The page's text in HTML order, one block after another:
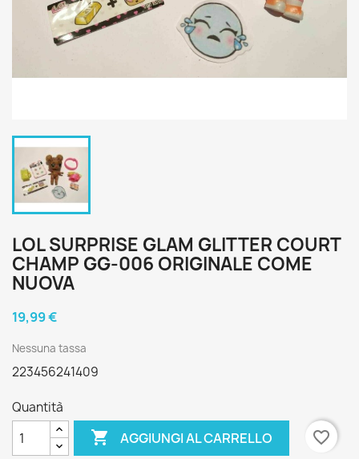
LOL SURPRISE GLAM GLITTER COURT
CHAMP GG-006 ORIGINALE COME
NUOVA
19,99 €
Nessuna tassa
223456241409
Quantità
 AGGIUNGI AL CARRELLO favorite_border